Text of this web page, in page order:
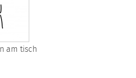
am tisch